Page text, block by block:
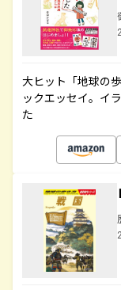
大ヒット「地球の
ックエッセイ。イ
た